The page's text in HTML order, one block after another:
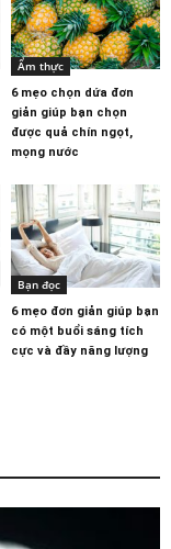
Ẩm thực
6 mẹo chọn dứa đơn
giản giúp bạn chọn
được quả chín ngọt,
mọng nước
Bạn đọc
6 mẹo đơn giản giúp bạn
có một buổi sáng tích
cực và đầy năng lượng